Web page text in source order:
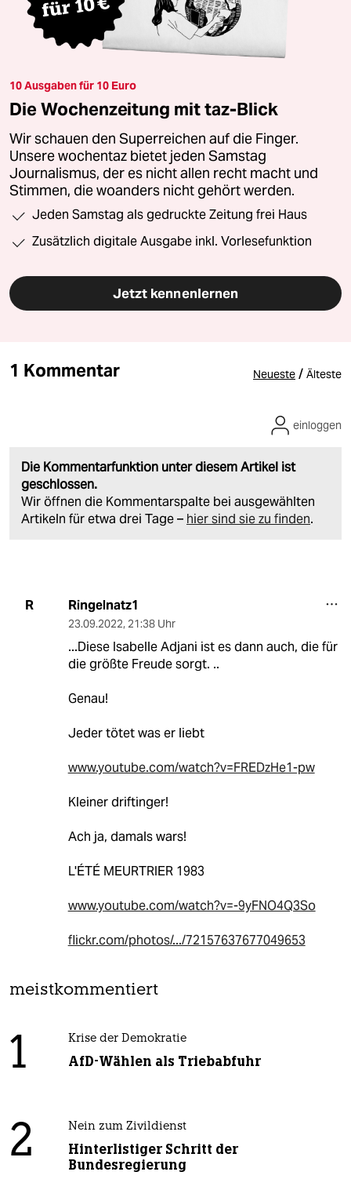
10 Ausgaben für 10 Euro
Die Wochenzeitung mit taz-Blick
Wir schauen den Superreichen auf die Finger.
Unsere wochentaz bietet jeden Samstag
Journalismus, der es nicht allen recht macht und
Stimmen, die woanders nicht gehört werden.
Jeden Samstag als gedruckte Zeitung frei Haus
Zusätzlich digitale Ausgabe inkl. Vorlesefunktion
Jetzt kennenlernen
1 Kommentar Neueste / Älteste
Die Kommentarfunktion unter diesem Artikel ist
geschlossen.
Wir öffnen die Kommentarspalte bei ausgewählten
Artikeln für etwa drei Tage – hier sind sie zu finden.
einloggen
R Ringelnatz1
23.09.2022, 21:38 Uhr
...Diese Isabelle Adjani ist es dann auch, die für
die größte Freude sorgt. ..
Genau!
Jeder tötet was er liebt
www.youtube.com/watch?v=FREDzHe1-pw
Kleiner driftinger!
Ach ja, damals wars!
L'ÉTÉ MEURTRIER 1983
www.youtube.com/watch?v=-9yFNO4Q3So
flickr.com/photos/.../72157637677049653
meistkommentiert
1 Krise der Demokratie
AfD-Wählen als Triebabfuhr
2 Nein zum Zivildienst
Hinterlistiger Schritt der
Bundesregierung